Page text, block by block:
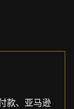
款、亚马逊